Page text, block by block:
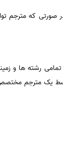
که مترجم
رشته ها و
یک مترجم